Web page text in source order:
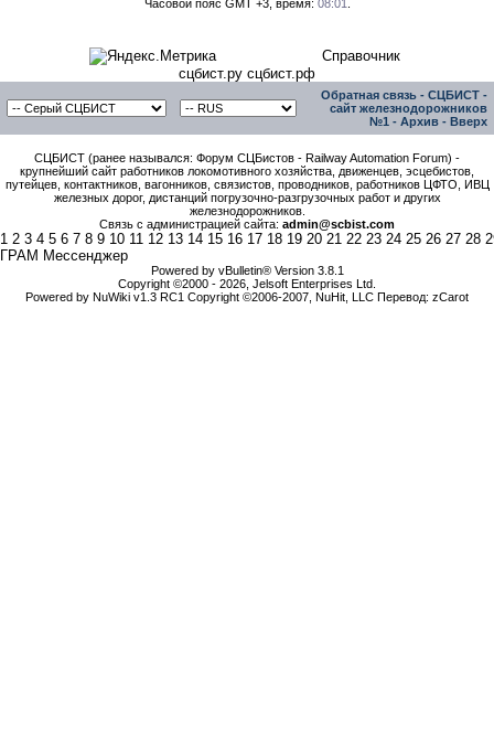
Часовой пояс GMT +3, время: 08:01
Справочник
сцбист.ру сцбист.рф
Обратная связь - СЦБИСТ -
сайт железнодорожников
№1 - Архив - Вверх
СЦБИСТ (ранее назывался: Форум СЦБистов - Railway Automation Forum) -
крупнейший сайт работников локомотивного хозяйства, движенцев, эсцебистов,
путейцев, контактников, вагонников, связистов, проводников, работников ЦФТО, ИВЦ
железных дорог, дистанций погрузочно-разгрузочных работ и других
железнодорожников.
Связь с администрацией сайта: admin@scbist.com
1 2 3 4 5 6 7 8 9 10 11 12 13 14 15 16 17 18 19 20 21 22 23 24 25 26 27 28
ГРАМ Мессенджер
Powered by vBulletin® Version 3.8.1
Copyright ©2000 - 2026, Jelsoft Enterprises Ltd.
Powered by NuWiki v1.3 RC1 Copyright ©2006-2007, NuHit, LLC Перевод: zCarot